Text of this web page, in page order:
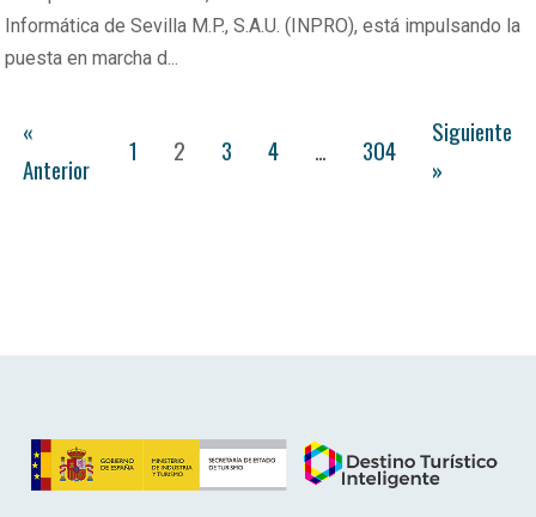
Informática de Sevilla M.P., S.A.U. (INPRO), está impulsando la
puesta en marcha d...
«
Anterior
1 2 3 4 … 304
Siguiente
»